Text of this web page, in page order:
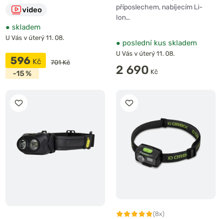
video
● skladem
U Vás v úterý 11. 08.
596 Kč 701 Kč
-15 %
příposlechem, nabíjecím Li-
Ion…
● poslední kus skladem
U Vás v úterý 11. 08.
2 690 Kč
(8x)